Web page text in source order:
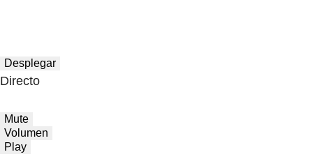
Desplegar
Directo
Mute
Volumen
Play